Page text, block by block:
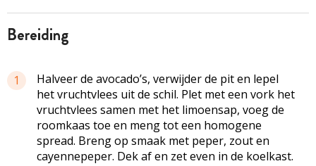
bereiding
1
Halveer de avocado’s, verwijder de pit en lepel
het vruchtvlees uit de schil. Plet met een vork het
vruchtvlees samen met het limoensap, voeg de
roomkaas toe en meng tot een homogene
spread. Breng op smaak met peper, zout en
cayennepeper. Dek af en zet even in de koelkast.